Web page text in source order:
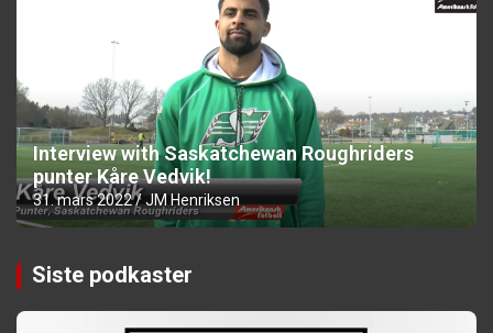
Interview with Saskatchewan Roughriders
punter Kåre Vedvik!
31. mars 2022 JM Henriksen
Siste podkaster